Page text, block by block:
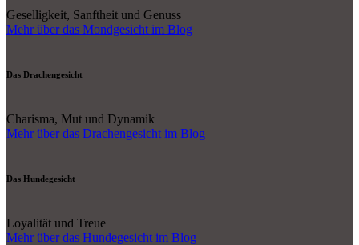
Geselligkeit, Sanftheit und Genuss
Mehr über das Mondgesicht im Blog
Das Drachengesicht
Charisma, Mut und Dynamik
Mehr über das Drachengesicht im Blog
Das Hundegesicht
Loyalität und Treue
Mehr über das Hundegesicht im Blog